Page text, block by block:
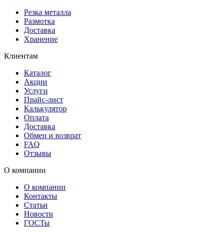
Резка металла
Размотка
Доставка
Хранение
Клиентам
Каталог
Акции
Услуги
Прайс-лист
Калькулятор
Оплата
Доставка
Обмен и возврат
FAQ
Отзывы
О компании
О компании
Контакты
Статьи
Новости
ГОСТы